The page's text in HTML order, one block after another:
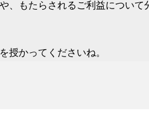
、もたらされるご利益について
授かってくださいね。